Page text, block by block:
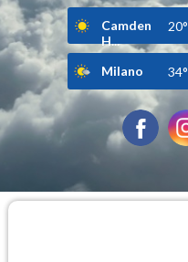
Camden
H...
20°
Milano 34°